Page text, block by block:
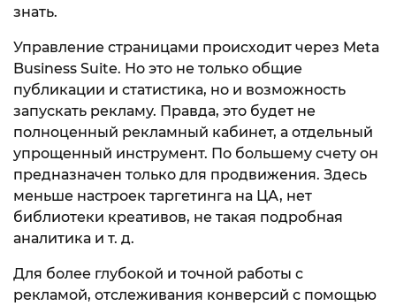
знать.
Управление страницами происходит через Meta
Business Suite. Но это не только общие
публикации и статистика, но и возможность
запускать рекламу. Правда, это будет не
полноценный рекламный кабинет, а отдельный
упрощенный инструмент. По большему счету он
предназначен только для продвижения. Здесь
меньше настроек таргетинга на ЦА, нет
библиотеки креативов, не такая подробная
аналитика и т. д.
Для более глубокой и точной работы с
рекламой, отслеживания конверсий с помощью